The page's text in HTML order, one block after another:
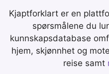
Kjaptforklart er en
spørsmålene du
kunnskapsdatabase
hjem, skjønnhet og
reise samt